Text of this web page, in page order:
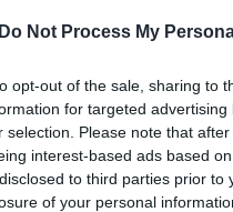
Do Not Process My
opt-out of the sale, sharing to
for targeted
selection. Please note that
interest-based ads based
to third parties prior
of your personal
svarbius tolimus
pranašumą.
atsilikimą ir
– 17 taškų. Tai buvo
„Žalgiris“su dviem